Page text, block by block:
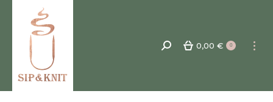
Recherche
0,00 € 0